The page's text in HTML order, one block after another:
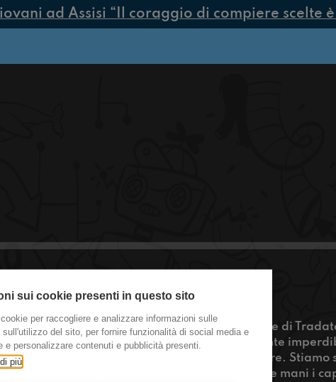
ad Assisi “Il coraggio di compiere scelte è
Le lasagne francesi
ragazzi, in questa nuova puntata la redazione di
culinarie vissute all’estero assolutamente
la vostra tutela non ascoltate prima di mangiare. Stiamo
a dei racconti che vi faranno mettere le mani i
sui cookie presenti in questo sito
per raccogliere e analizzare informazioni sulle
sull'utilizzo del sito, per fornire funzionalità di social media e
e personalizzare contenuti e pubblicità presenti.
più